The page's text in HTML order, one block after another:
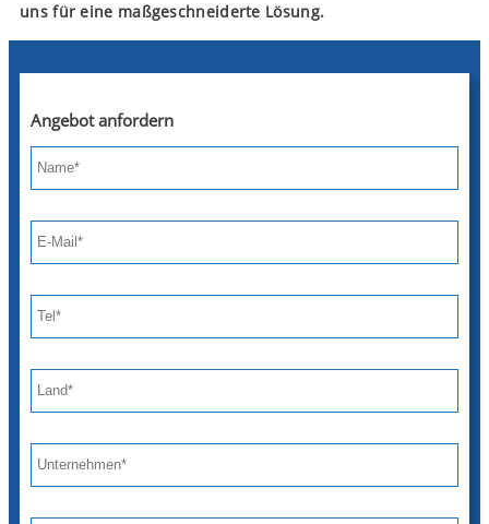
uns für eine maßgeschneiderte Lösung.
Angebot anfordern